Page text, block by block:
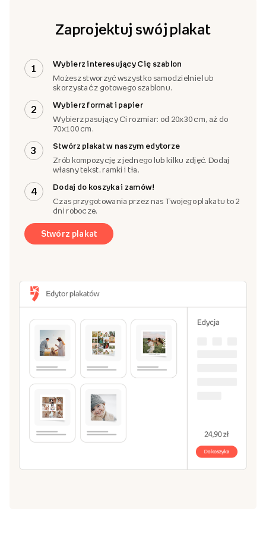
Zaprojektuj swój plakat
1
Wybierz interesujący Cię szablon
Możesz stworzyć wszystko samodzielnie lub
skorzystać z gotowego szablonu.
2
Wybierz format i papier
Wybierz pasujący Ci rozmiar: od 20x30 cm, aż do
70x100 cm.
3
Stwórz plakat w naszym edytorze
Zrób kompozycję z jednego lub kilku zdjęć. Dodaj
własny tekst, ramki i tła.
4
Dodaj do koszyka i zamów!
Czas przygotowania przez nas Twojego plakatu to 2
dni robocze.
Stwórz plakat